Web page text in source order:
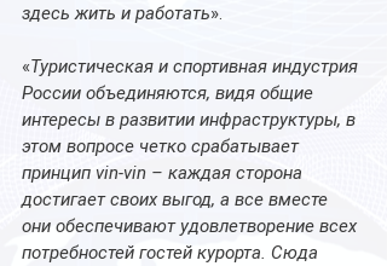
здесь жить и работать».
«Туристическая и спортивная индустрия
России объединяются, видя общие
интересы в развитии инфраструктуры, в
этом вопросе четко срабатывает
принцип vin-vin – каждая сторона
достигает своих выгод, а все вместе
они обеспечивают удовлетворение всех
потребностей гостей курорта. Сюда